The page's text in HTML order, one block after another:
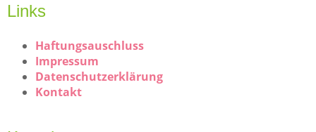
Links
Haftungsauschluss
Impressum
Datenschutzerklärung
Kontakt